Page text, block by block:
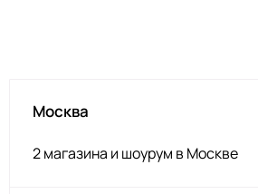
Москва
2 магазина и шоурум в Москве